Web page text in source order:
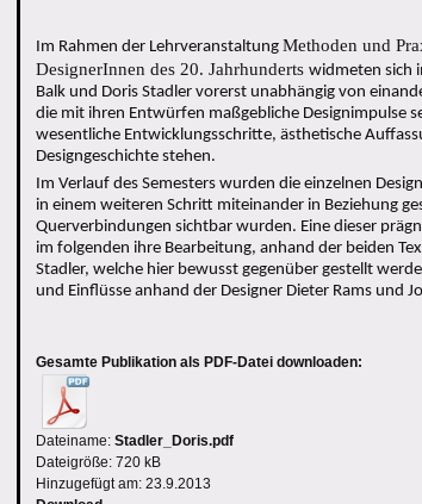
Im Rahmen der Lehrveranstaltung Methoden und
DesignerInnen des 20. Jahrhunderts widmeten sich
Balk und Doris Stadler vorerst unabhängig von
die mit ihren Entwürfen maßgebliche Designimpulse
wesentliche Entwicklungsschritte, ästhetische
Designgeschichte stehen.
Im Verlauf des Semesters wurden die einzelnen
in einem weiteren Schritt miteinander in Beziehung
Querverbindungen sichtbar wurden. Eine dieser
im folgenden ihre Bearbeitung, anhand der beiden
Stadler, welche hier bewusst gegenüber gestellt
und Einflüsse anhand der Designer Dieter Rams und
Gesamte Publikation als PDF-Datei downloaden:
Dateiname: Stadler_Doris.pdf
Dateigröße: 720 kB
Hinzugefügt am: 23.9.2013